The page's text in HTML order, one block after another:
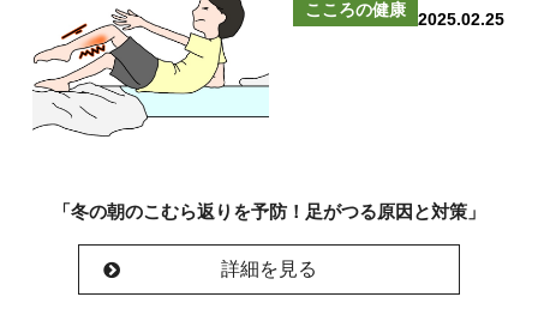
こころの健康 2025.02.25
「冬の朝のこむら返りを予防！足がつる原因と対策」
詳細を見る